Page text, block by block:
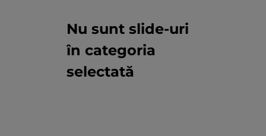
Nu sunt slide-uri
în categoria
selectată